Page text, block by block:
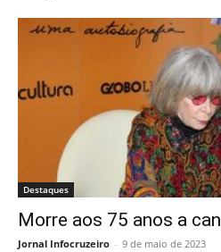
Destaques
Morre aos 75 anos a
Jornal Infocruzeiro - 9 de maio de 2023